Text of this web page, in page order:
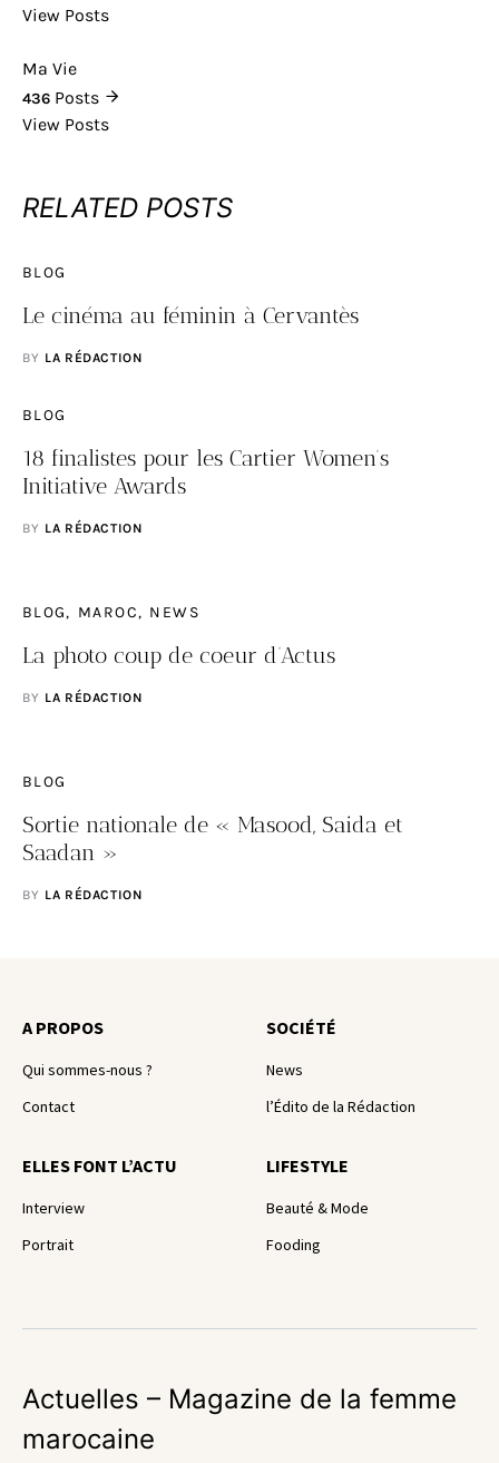
View Posts
Ma Vie
436 Posts
View Posts
RELATED POSTS
BLOG
Le cinéma au féminin à Cervantès
BY LA RÉDACTION
BLOG
18 finalistes pour les Cartier Women’s
Initiative Awards
BY LA RÉDACTION
BLOG MAROC NEWS
La photo coup de coeur d’Actus
BY LA RÉDACTION
BLOG
Sortie nationale de « Masood, Saida et
Saadan »
BY LA RÉDACTION
A PROPOS
Qui sommes-nous ?
Contact
SOCIÉTÉ
News
l’Édito de la Rédaction
ELLES FONT L’ACTU
Interview
Portrait
LIFESTYLE
Beauté & Mode
Fooding
Actuelles – Magazine de la femme
marocaine